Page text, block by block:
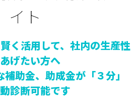
イト
く活用して、社内の生産性
げたい方へ
助金、助成金が「３分」
診断可能です